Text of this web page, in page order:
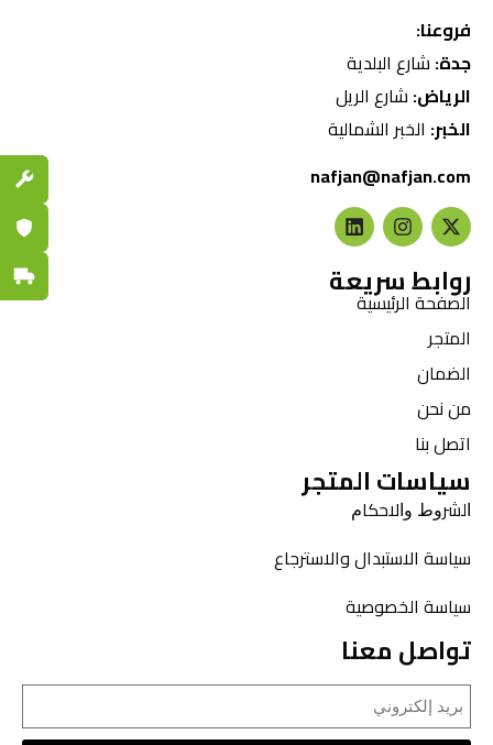
فروعنا:
جدة: شارع البلدية
الرياض: شارع الريل
الخبر: الخبر الشمالية
nafjan@nafjan.com
روابط سريعة
الصفحة الرئيسية
المتجر
الضمان
من نحن
اتصل بنا
سياسات المتجر
ﺍﻟﺸﺮﻭﻁ ﻭﺍﻻﺣﻜﺎﻡ
سياسة الاستبدال والاسترجاع
سياسة الخصوصية
تواصل معنا
قطع
ضمان